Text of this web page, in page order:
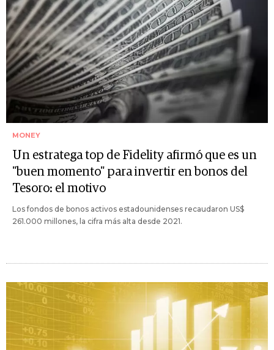
MONEY
Un estratega top de Fidelity afirmó que es un
"buen momento" para invertir en bonos del
Tesoro: el motivo
Los fondos de bonos activos estadounidenses recaudaron US$
261.000 millones, la cifra más alta desde 2021.